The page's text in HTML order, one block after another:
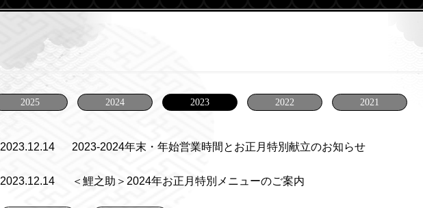
2025 2024 2023 2022 2021
2023.12.14 2023-2024年末・年始営業時間とお正月特別献立のお知らせ
2023.12.14 ＜鯉之助＞2024年お正月特別メニューのご案内